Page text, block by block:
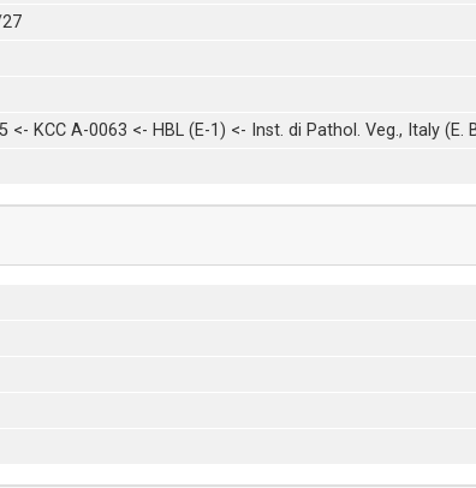
<- KCC A-0063 <- HBL (E-1) <- Inst. di Pathol. Veg., Italy (E.